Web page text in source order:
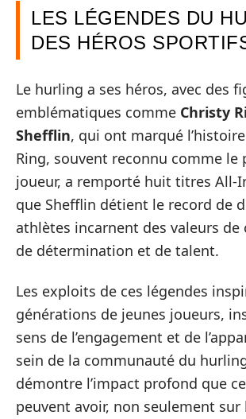
LES LÉGENDES DU
DES HÉROS
Le hurling a ses héros, avec des
emblématiques comme Christy
Shefflin, qui ont marqué
Ring, souvent reconnu comme le
joueur, a remporté huit titres All-
que Shefflin détient le record de
athlètes incarnent des valeurs de
de détermination et de talent.
Les exploits de ces légendes
générations de jeunes joueurs,
sens de l’engagement et de
sein de la communauté du
démontre l’impact profond que
peuvent avoir, non seulement sur